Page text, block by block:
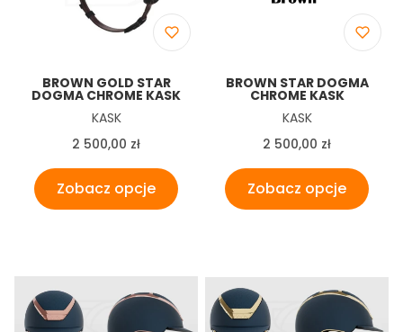
BROWN GOLD STAR
DOGMA CHROME KASK
Producent
KASK
Cena
2 500,00 zł
Zobacz opcje
BROWN STAR DOGMA
CHROME KASK
Producent
KASK
Cena
2 500,00 zł
Zobacz opcje